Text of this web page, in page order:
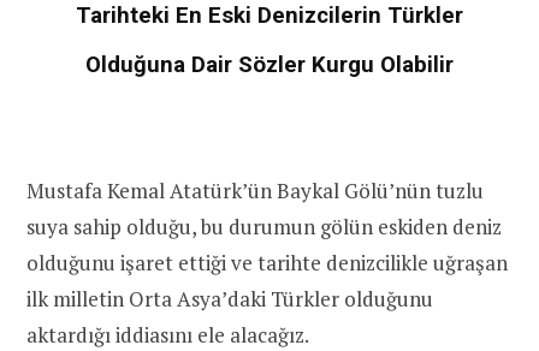
Tarihteki En Eski Denizcilerin Türkler
Olduğuna Dair Sözler Kurgu Olabilir
Mustafa Kemal Atatürk’ün Baykal Gölü’nün tuzlu
suya sahip olduğu, bu durumun gölün eskiden deniz
olduğunu işaret ettiği ve tarihte denizcilikle uğraşan
ilk milletin Orta Asya’daki Türkler olduğunu
aktardığı iddiasını ele alacağız.